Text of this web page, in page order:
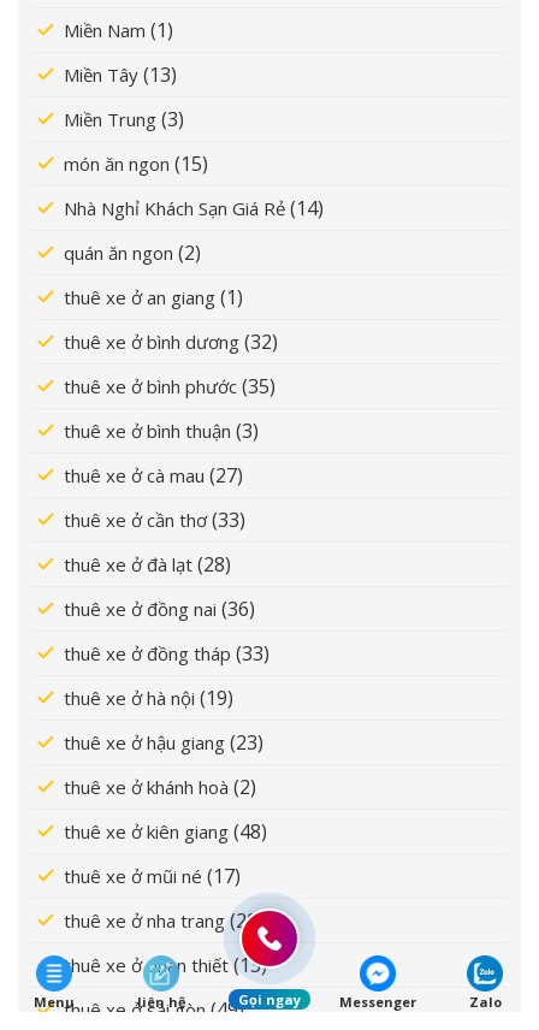
Miền Nam (1)
Miền Tây (13)
Miền Trung (3)
món ăn ngon (15)
Nhà Nghỉ Khách Sạn Giá Rẻ (14)
quán ăn ngon (2)
thuê xe ở an giang (1)
thuê xe ở bình dương (32)
thuê xe ở bình phước (35)
thuê xe ở bình thuận (3)
thuê xe ở cà mau (27)
thuê xe ở cần thơ(33)
thuê xe ở đà lạt (28)
thuê xe ở đồng nai (36)
thuê xe ở đồng tháp (33)
thuê xe ở hà nội (19)
thuê xe ở hậu giang (23)
thuê xe ở khánh hoà (2)
thuê xe ở kiên giang (48)
thuê xe ở mũi né (17)
thuê xe ở nha trang(20)
thuê xe ở phan thiết(13)
thuê xe ở sài gòn (49)
Menu liên hệ Gọi ngay Messenger Zalo